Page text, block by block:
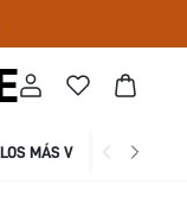
LOS MÁS VENDIDOS